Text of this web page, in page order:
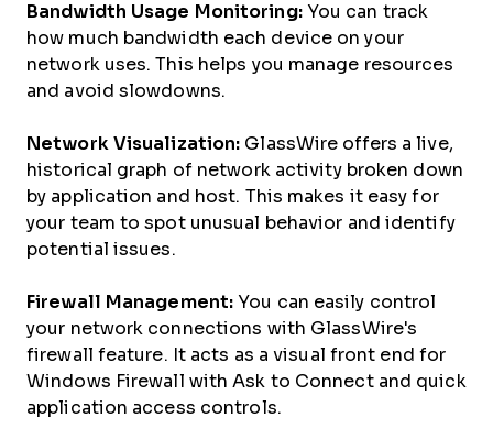
Bandwidth Usage Monitoring: You can track
how much bandwidth each device on your
network uses. This helps you manage resources
and avoid slowdowns.
Network Visualization: GlassWire offers a live,
historical graph of network activity broken down
by application and host. This makes it easy for
your team to spot unusual behavior and identify
potential issues.
Firewall Management: You can easily control
your network connections with GlassWire's
firewall feature. It acts as a visual front end for
Windows Firewall with Ask to Connect and quick
application access controls.